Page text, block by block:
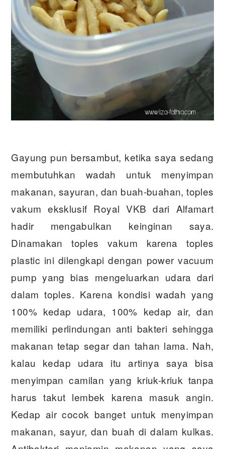
Gayung pun bersambut, ketika saya sedang
membutuhkan wadah untuk menyimpan
makanan, sayuran, dan buah-buahan, toples
vakum eksklusif Royal VKB dari Alfamart
hadir mengabulkan keinginan saya.
Dinamakan toples vakum karena toples
plastic ini dilengkapi dengan power vacuum
pump yang bias mengeluarkan udara dari
dalam toples. Karena kondisi wadah yang
100% kedap udara, 100% kedap air, dan
memiliki perlindungan anti bakteri sehingga
makanan tetap segar dan tahan lama. Nah,
kalau kedap udara itu artinya saya bisa
menyimpan camilan yang kriuk-kriuk tanpa
harus takut lembek karena masuk angin.
Kedap air cocok banget untuk menyimpan
makanan, sayur, dan buah di dalam kulkas.